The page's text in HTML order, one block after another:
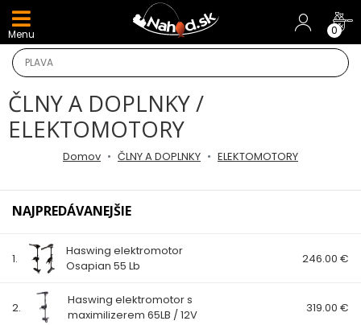
Menu 0
ČLNY A DOPLNKY /
ELEKTOMOTORY
Domov ČLNY A DOPLNKY ELEKTOMOTORY
NAJPREDÁVANEJŠIE
1.
Haswing elektromotor
Osapian 55 Lb
246.00 €
2.
Haswing elektromotor s
maximilizerem 65LB / 12V
319.00 €
DARČEKY A AKCIE
TOP AKCIE
AKCIOVÝ CAMPING
PRÚTY